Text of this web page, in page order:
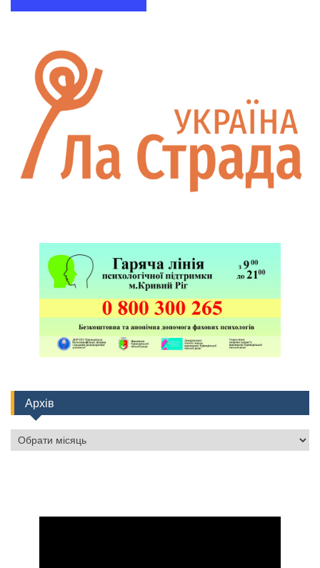
Архів